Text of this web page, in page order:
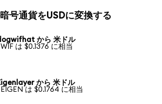
号通貨をUSDに変換する
から 米ドル
WIF は $0.1376 に相当
から 米ドル
EIGEN は $0.1764 に相当